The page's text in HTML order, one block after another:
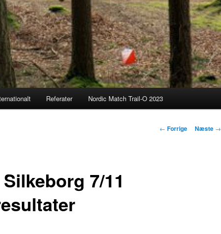
Referater Nordic Match Trail-O 2023
Indlægsnavigation
← Forrige Næste →
7/11